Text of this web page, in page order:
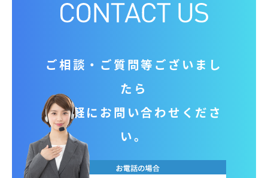
ご相談‧ご質問等ございまし
たら
お気軽にお問い合わせくださ
い。